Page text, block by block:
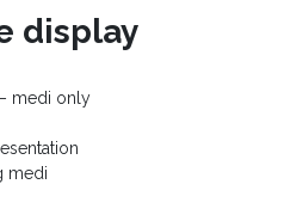
display
medi only
medi